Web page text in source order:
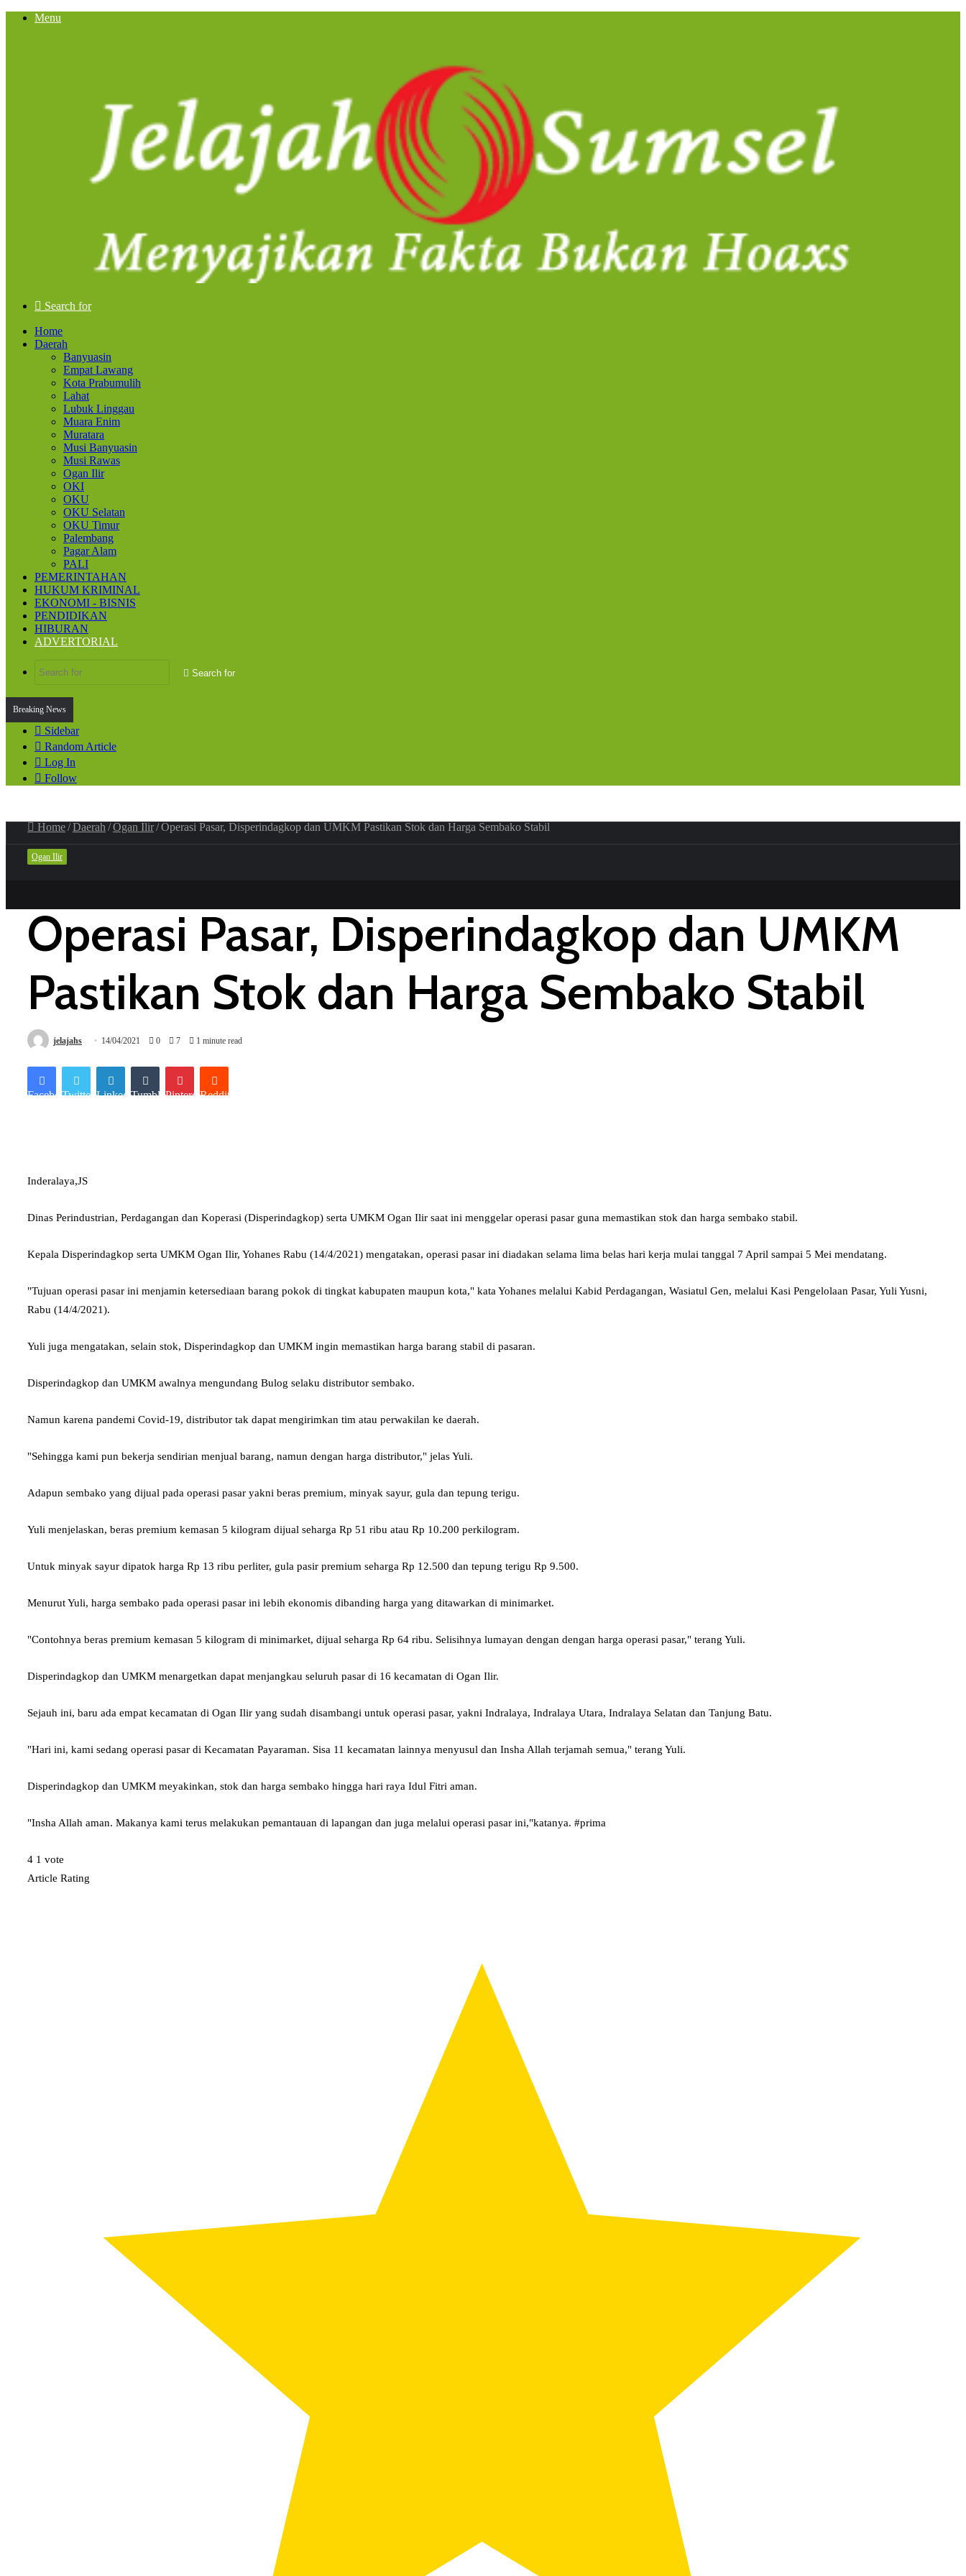
Menu
Search for
Home
Daerah
Banyuasin
Empat Lawang
Kota Prabumulih
Lahat
Lubuk Linggau
Muara Enim
Muratara
Musi Banyuasin
Musi Rawas
Ogan Ilir
OKI
OKU
OKU Selatan
OKU Timur
Palembang
Pagar Alam
PALI
PEMERINTAHAN
HUKUM KRIMINAL
EKONOMI - BISNIS
PENDIDIKAN
HIBURAN
ADVERTORIAL
Search for
Breaking News
Sidebar
Random Article
Log In
Follow
Home/Daerah /Ogan Ilir/Operasi Pasar, Disperindagkop dan UMKM Pastikan Stok dan Harga Sembako Stabil
Ogan Ilir
Operasi Pasar, Disperindagkop dan UMKM
Pastikan Stok dan Harga Sembako Stabil
jelajahs 14/04/2021 0 7 1 minute read
FacebookTwitter LinkedInTumblr PinterestReddit
Inderalaya,JS
Dinas Perindustrian, Perdagangan dan Koperasi (Disperindagkop) serta UMKM Ogan Ilir saat ini menggelar operasi pasar guna memastikan stok dan harga sembako stabil.
Kepala Disperindagkop serta UMKM Ogan Ilir, Yohanes Rabu (14/4/2021) mengatakan, operasi pasar ini diadakan selama lima belas hari kerja mulai tanggal 7 April sampai 5 Mei mendatang.
"Tujuan operasi pasar ini menjamin ketersediaan barang pokok di tingkat kabupaten maupun kota," kata Yohanes melalui Kabid Perdagangan, Wasiatul Gen, melalui Kasi Pengelolaan Pasar, Yuli Yusni,
Rabu (14/4/2021).
Yuli juga mengatakan, selain stok, Disperindagkop dan UMKM ingin memastikan harga barang stabil di pasaran.
Disperindagkop dan UMKM awalnya mengundang Bulog selaku distributor sembako.
Namun karena pandemi Covid-19, distributor tak dapat mengirimkan tim atau perwakilan ke daerah.
"Sehingga kami pun bekerja sendirian menjual barang, namun dengan harga distributor," jelas Yuli.
Adapun sembako yang dijual pada operasi pasar yakni beras premium, minyak sayur, gula dan tepung terigu.
Yuli menjelaskan, beras premium kemasan 5 kilogram dijual seharga Rp 51 ribu atau Rp 10.200 perkilogram.
Untuk minyak sayur dipatok harga Rp 13 ribu perliter, gula pasir premium seharga Rp 12.500 dan tepung terigu Rp 9.500.
Menurut Yuli, harga sembako pada operasi pasar ini lebih ekonomis dibanding harga yang ditawarkan di minimarket.
"Contohnya beras premium kemasan 5 kilogram di minimarket, dijual seharga Rp 64 ribu. Selisihnya lumayan dengan dengan harga operasi pasar," terang Yuli.
Disperindagkop dan UMKM menargetkan dapat menjangkau seluruh pasar di 16 kecamatan di Ogan Ilir.
Sejauh ini, baru ada empat kecamatan di Ogan Ilir yang sudah disambangi untuk operasi pasar, yakni Indralaya, Indralaya Utara, Indralaya Selatan dan Tanjung Batu.
"Hari ini, kami sedang operasi pasar di Kecamatan Payaraman. Sisa 11 kecamatan lainnya menyusul dan Insha Allah terjamah semua," terang Yuli.
Disperindagkop dan UMKM meyakinkan, stok dan harga sembako hingga hari raya Idul Fitri aman.
"Insha Allah aman. Makanya kami terus melakukan pemantauan di lapangan dan juga melalui operasi pasar ini,"katanya. #prima
4 1 vote
Article Rating